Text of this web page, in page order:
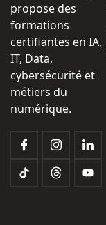
propose des
formations
certifiantes en IA,
IT, Data,
cybersécurité et
métiers du
numérique.